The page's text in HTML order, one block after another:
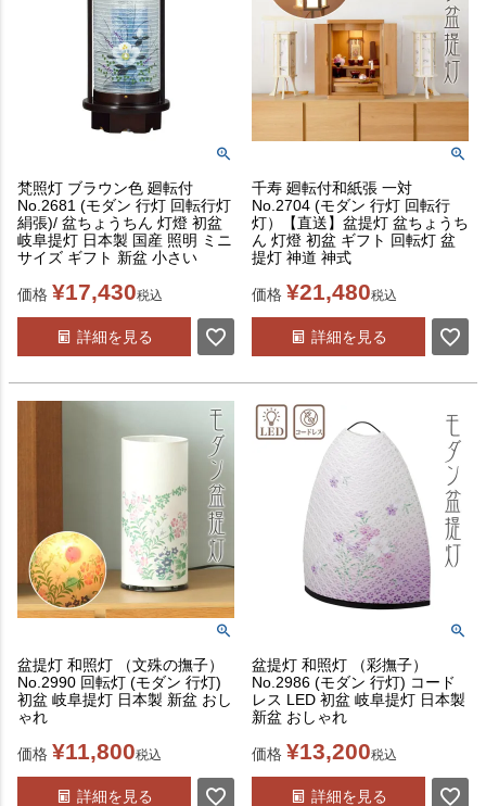
梵照灯 ブラウン色 廻転付
No.2681 (モダン 行灯 回転行灯
絹張)/ 盆ちょうちん 灯燈 初盆
岐阜提灯 日本製 国産 照明 ミニ
サイズ ギフト 新盆 小さい
価格 ¥17,430税込
詳細を見る
千寿 廻転付和紙張 一対
No.2704 (モダン 行灯 回転行
灯）【直送】盆提灯 盆ちょうち
ん 灯燈 初盆 ギフト 回転灯 盆
提灯 神道 神式
価格 ¥21,480税込
詳細を見る
盆提灯 和照灯 （文殊の撫子）
No.2990 回転灯 (モダン 行灯)
初盆 岐阜提灯 日本製 新盆 おし
ゃれ
価格 ¥11,800税込
詳細を見る
盆提灯 和照灯 （彩撫子）
No.2986 (モダン 行灯) コード
レス LED 初盆 岐阜提灯 日本製
新盆 おしゃれ
価格 ¥13,200税込
詳細を見る